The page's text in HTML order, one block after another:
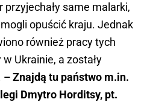
przyjechały same malarki,
opuścić kraju. Jednak
również pracy tych
Ukrainie, a zostały
– Znajdą tu państwo m.in.
Dmytro Horditsy, pt.